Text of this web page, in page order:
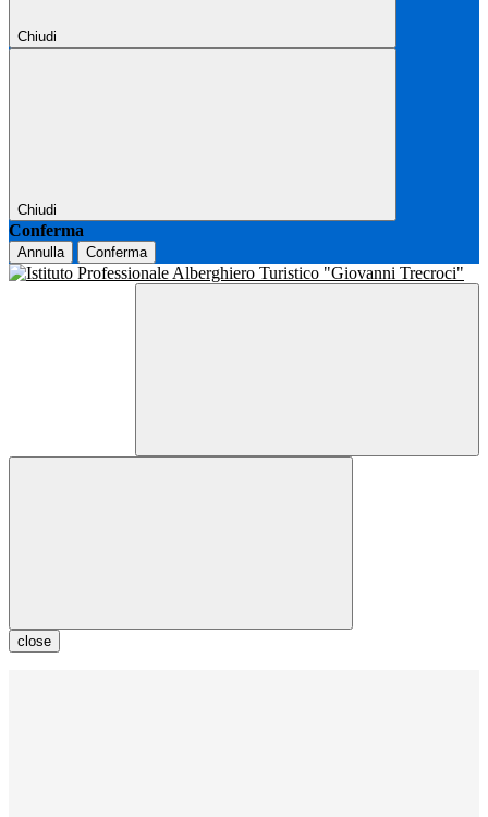
Chiudi
Chiudi
Conferma
Annulla Conferma
close